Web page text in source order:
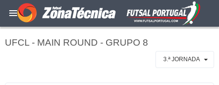
UFCL - MAIN ROUND - GRUPO 8
3.ª JORNADA